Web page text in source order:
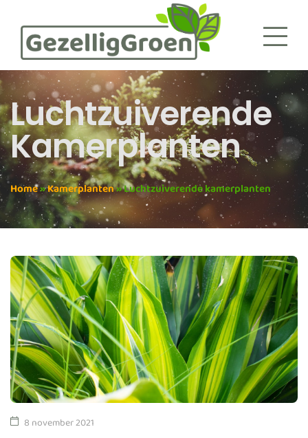
Luchtzuiverende
Kamerplanten
Home»Kamerplanten»Luchtzuiverende kamerplanten
8 november 2021